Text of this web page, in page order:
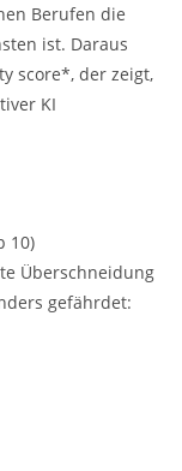
Berufen die
ist. Daraus
score*, der zeigt,
KI
10)
Überschneidung
gefährdet: